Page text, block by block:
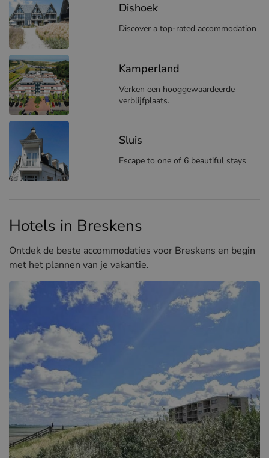
Dishoek
Discover a top-rated accommodation
Kamperland
Verken een hooggewaardeerde
verblijfplaats.
Sluis
Escape to one of 6 beautiful stays
Hotels in Breskens
Ontdek de beste accommodaties voor Breskens en begin
met het plannen van je vakantie.